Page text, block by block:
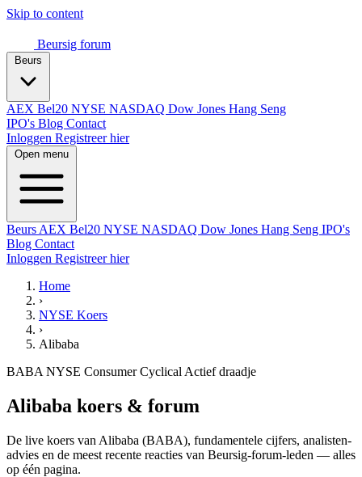
Skip to content
Beursig forum
AEX Bel20 NYSE NASDAQ Dow Jones Hang Seng
IPO's Blog Contact
Inloggen Registreer hier
Open menu
Beurs AEX Bel20 NYSE NASDAQ Dow Jones Hang Seng IPO's
Blog Contact
Inloggen Registreer hier
Home
›
NYSE Koers
›
Alibaba
BABA NYSE Consumer Cyclical Actief draadje
Alibaba koers & forum
De live koers van Alibaba (BABA), fundamentele cijfers, analisten­
advies en de meest recente reacties van Beursig-forum-leden — alles
op één pagina.